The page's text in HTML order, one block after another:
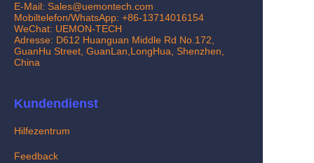
E-Mail: Sales@uemontech.com
Mobiltelefon/WhatsApp: +86-13714016154
WeChat: UEMON-TECH
Adresse: D612 Huanguan Middle Rd No.172,
GuanHu Street, GuanLan,LongHua, Shenzhen,
China
Kundendienst
Hilfezentrum
Feedback